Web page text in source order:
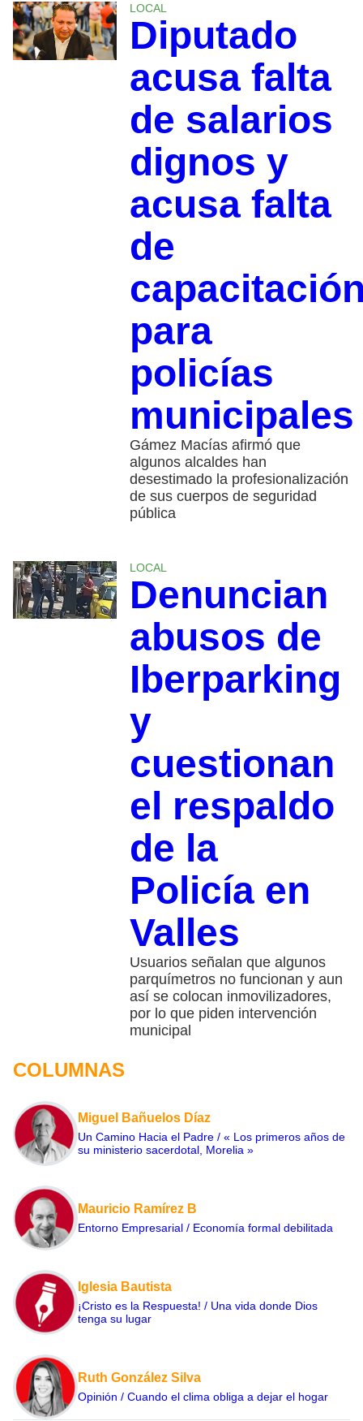
LOCAL
Diputado
acusa falta
de salarios
dignos y
acusa falta
de
para
policías
municipales
Gámez Macías afirmó que
algunos alcaldes han
desestimado la profesionalización
de sus cuerpos de seguridad
pública
LOCAL
Denuncian
abusos de
Iberparking
y
cuestionan
el respaldo
de la
Policía en
Valles
Usuarios señalan que algunos
parquímetros no funcionan y aun
así se colocan inmovilizadores,
por lo que piden intervención
municipal
COLUMNAS
Miguel Bañuelos Díaz
Un Camino Hacia el Padre / « Los primeros años de
su ministerio sacerdotal, Morelia »
Mauricio Ramírez B
Entorno Empresarial / Economía formal debilitada
Iglesia Bautista
¡Cristo es la Respuesta! / Una vida donde Dios
tenga su lugar
Ruth González Silva
Opinión / Cuando el clima obliga a dejar el hogar